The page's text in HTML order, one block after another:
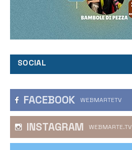
SOCIAL
FACEBOOK WEBMARTETV
INSTAGRAM WEBMARTE.TV